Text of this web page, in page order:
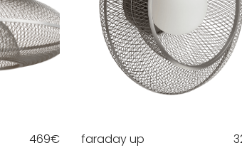
469€ faraday up